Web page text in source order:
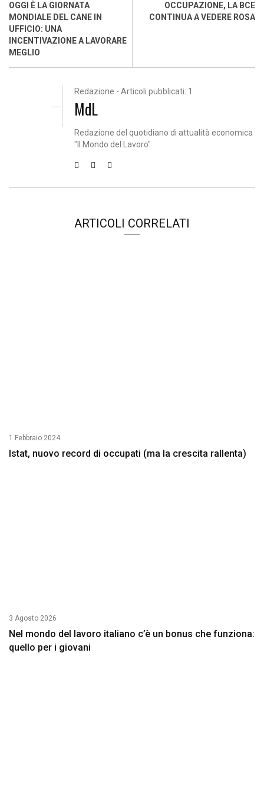
OGGI È LA GIORNATA
MONDIALE DEL CANE IN
UFFICIO: UNA
INCENTIVAZIONE A LAVORARE
MEGLIO
OCCUPAZIONE, LA BCE
CONTINUA A VEDERE ROSA
Redazione - Articoli pubblicati: 1
MdL
Redazione del quotidiano di attualità economica
"Il Mondo del Lavoro"
ARTICOLI CORRELATI
1 Febbraio 2024
Istat, nuovo record di occupati (ma la crescita rallenta)
3 Agosto 2026
Nel mondo del lavoro italiano c’è un bonus che funziona:
quello per i giovani